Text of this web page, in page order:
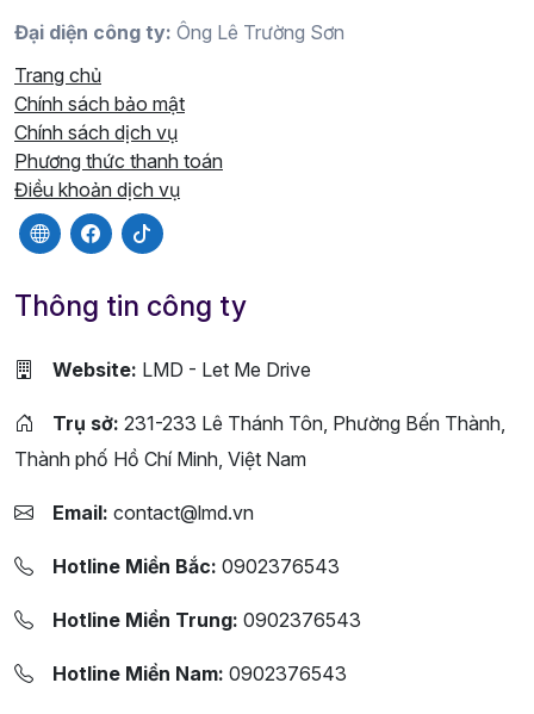
Đại diện công ty: Ông Lê Trường Sơn
Trang chủ
Chính sách bảo mật
Chính sách dịch vụ
Phương thức thanh toán
Điều khoản dịch vụ
Thông tin công ty
Website: LMD - Let Me Drive
Trụ sở: 231-233 Lê Thánh Tôn, Phường Bến Thành,
Thành phố Hồ Chí Minh, Việt Nam
Email: contact@lmd.vn
Hotline Miền Bắc: 0902376543
Hotline Miền Trung: 0902376543
Hotline Miền Nam: 0902376543